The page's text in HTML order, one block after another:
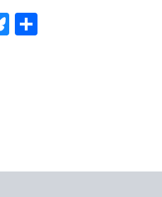
Bluesky